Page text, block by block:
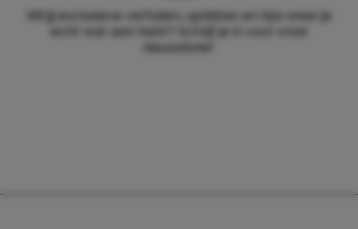
Wil jij exclusieve verhalen, updates en tips waar je
echt wat aan hebt? Schrijf je in voor onze
nieuwsbrief.